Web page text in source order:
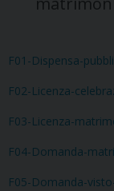
F01-Dispensa-
F02-Licenza-
F03-Licenza-
F04-Domanda-
F05-Domanda-